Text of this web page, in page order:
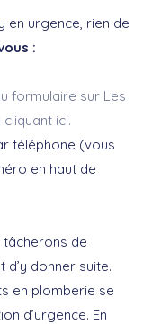
en urgence, rien de
:
formulaire sur Les
ici.
téléphone (vous
en haut de
tâcherons de
donner suite.
en plomberie se
d’urgence. En